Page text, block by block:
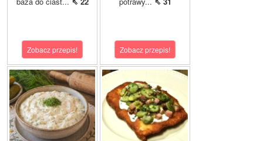
Zobacz przepis! Zobacz przepis!